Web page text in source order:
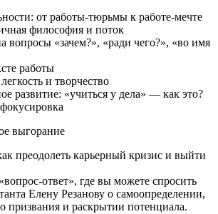
от работы-тюрьмы к работе-мечте
философия и поток
«зачем?», «ради чего?», «во имя
работы
и творчество
развитие: «учиться у дела» — как это?
выгорание
преодолеть карьерный кризис и выйти
ответ», где вы можете спросить
Елену Резанову о самоопределении,
призвания и раскрытии потенциала.